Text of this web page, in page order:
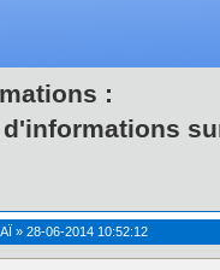
:
» 28-06-2014 10:52:12